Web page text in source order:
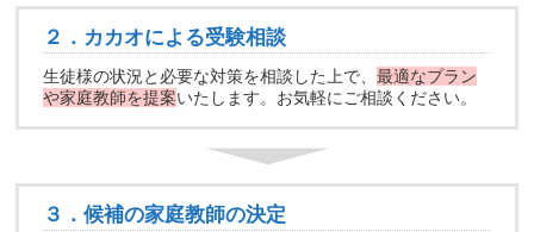
２．カカオによる受験相談
生徒様の状況と必要な対策を相談した上で、最適なプラン
や家庭教師を提案いたします。お気軽にご相談ください。
３．候補の家庭教師の決定